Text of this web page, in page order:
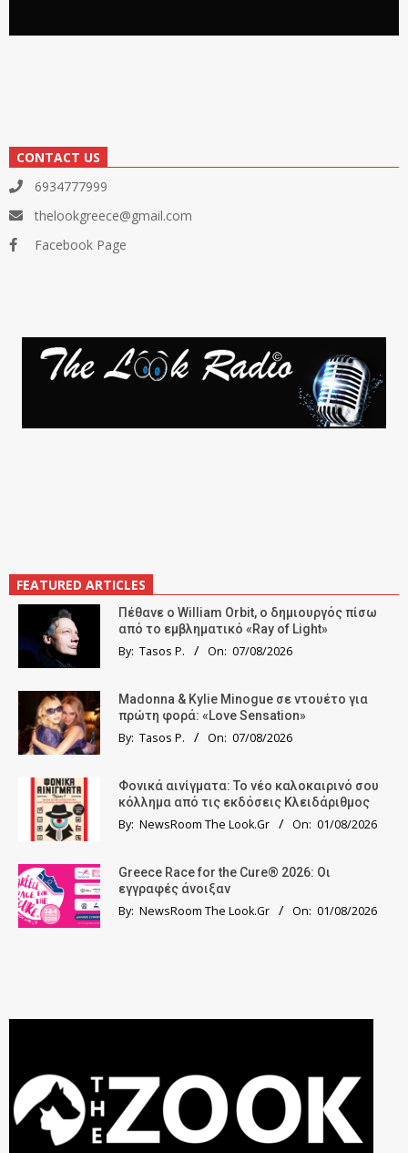
CONTACT US
6934777999
thelookgreece@gmail.com
Facebook Page
FEATURED ARTICLES
Πέθανε ο William Orbit, ο δημιουργός πίσω
από το εμβληματικό «Ray of Light»
By: Tasos P. On: 07/08/2026
Madonna & Kylie Minogue σε ντουέτο για
πρώτη φορά: «Love Sensation»
By: Tasos P. On: 07/08/2026
Φονικά αινίγματα: Το νέο καλοκαιρινό σου
κόλλημα από τις εκδόσεις Κλειδάριθμος
By: NewsRoom The Look.Gr On: 01/08/2026
Greece Race for the Cure® 2026: Οι
εγγραφές άνοιξαν
By: NewsRoom The Look.Gr On: 01/08/2026